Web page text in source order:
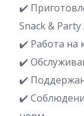
✔️
Snack & Party
✔️ Работа на
✔️
✔️
✔️